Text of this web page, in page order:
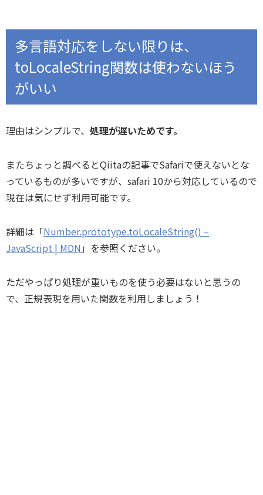
多言語対応をしない限りは、
toLocaleString関数は使わないほう
がいい
理由はシンプルで、 処理が遅いためです。
またちょっと調べるとQiitaの記事でSafariで使えないとな
っているものが多いですが、safari 10から対応しているので
現在は気にせず利用可能です。
詳細は「Number.prototype.toLocaleString() –
JavaScript | MDN 」を参照ください。
ただやっぱり処理が重いものを使う必要はないと思うの
で、正規表現を用いた関数を利用しましょう！